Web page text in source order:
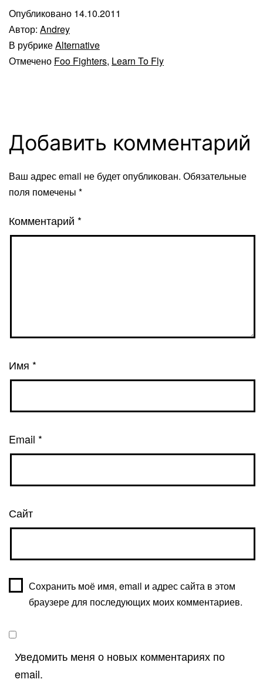
Опубликовано 14.10.2011
Автор: Andrey
В рубрикеAlternative
Отмечено Foo Fighters, Learn To Fly
Добавить комментарий
Ваш адрес email не будет опубликован. Обязательные
поля помечены *
Комментарий *
Имя *
Email *
Сайт
Сохранить моё имя, email и адрес сайта в этом
браузере для последующих моих комментариев.
Уведомить меня о новых комментариях по
email.